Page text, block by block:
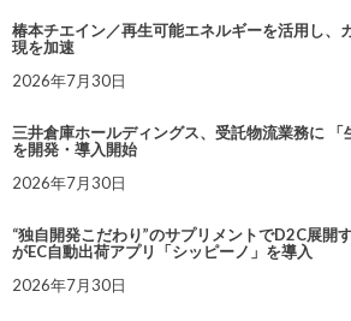
椿本チエイン／再生可能エネルギーを活用し、
現を加速
2026年7月30日
三井倉庫ホールディングス、受託物流業務に 「
を開発・導入開始
2026年7月30日
“独自開発こだわり”のサプリメントでD2C展開
がEC自動出荷アプリ「シッピーノ」を導入
2026年7月30日